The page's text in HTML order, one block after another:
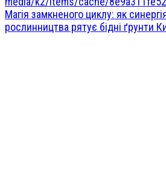
Магія замкненого циклу: як
рослинництва рятує бідні ґрунти